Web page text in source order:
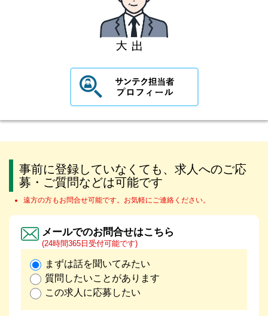
事前に登録していなくても、求人へのご応
募・ご質問などは可能です
遠方の方もお問合せ可能です。お気軽にご連絡ください。
メールでのお問合せはこちら
(24時間365日受付可能です)
まずは話を聞いてみたい
質問したいことがあります
この求人に応募したい